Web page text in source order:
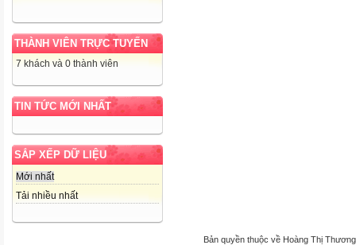
THÀNH VIÊN TRỰC TUYẾN
7 khách và 0 thành viên
TIN TỨC MỚI NHẤT
SẮP XẾP DỮ LIỆU
Mới nhất
Tải nhiều nhất
Bản quyền thuộc về Hoàng Thị